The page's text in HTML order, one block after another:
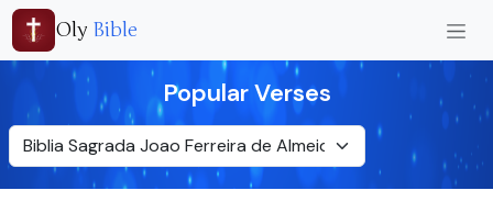
Oly Bible
Popular Verses